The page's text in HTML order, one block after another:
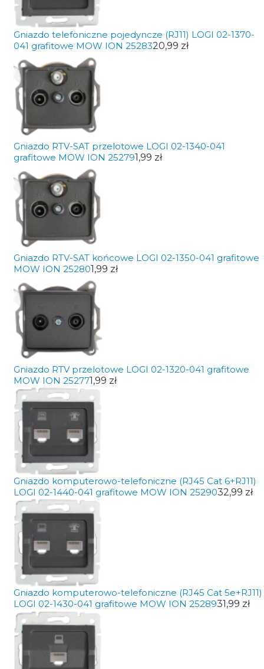
Gniazdo telefoniczne pojedyncze (RJ11) LOGI 02-1370-
041 grafitowe MOW ION 2528320,99 zł
Gniazdo RTV-SAT przelotowe LOGI 02-1340-041
grafitowe MOW ION 252791,99 zł
Gniazdo RTV-SAT końcowe LOGI 02-1350-041 grafitowe
MOW ION 252801,99 zł
Gniazdo RTV przelotowe LOGI 02-1320-041 grafitowe
MOW ION 252771,99 zł
Gniazdo komputerowo-telefoniczne (RJ45 Cat 6+RJ11)
LOGI 02-1440-041 grafitowe MOW ION 2529032,99 zł
Gniazdo komputerowo-telefoniczne (RJ45 Cat 5e+RJ11)
LOGI 02-1430-041 grafitowe MOW ION 2528931,99 zł